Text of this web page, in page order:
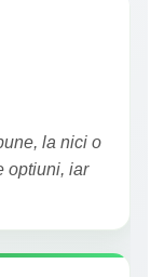
la nici o
optiuni, iar